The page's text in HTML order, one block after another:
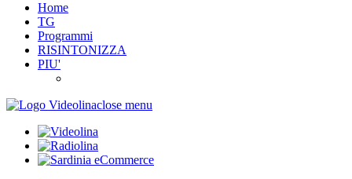
Home
TG
Programmi
RISINTONIZZA
PIU'
close menu